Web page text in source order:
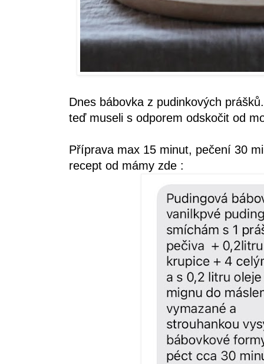
Dnes bábovka z pudinkových
teď museli s odporem odskočit od
Příprava max 15 minut, pečení 30
recept od mámy zde :